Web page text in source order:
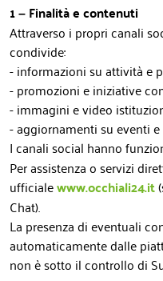
1 – Finalità e contenuti
Attraverso i propri canali
condivide:
- informazioni su attività e
- promozioni e iniziative
- immagini e video
- aggiornamenti su eventi
I canali social hanno
Per assistenza o servizi
ufficialewww.occhiali24.it
Chat).
La presenza di eventuali
automaticamente dalle
non è sotto il controllo di